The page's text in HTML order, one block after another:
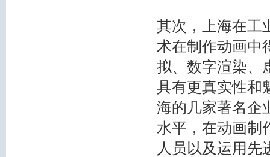
其次，上海在工
术在制作动画中
拟、数字渲染、
具有更真实性和
海的几家著名企
水平，在动画制
人员以及运用先